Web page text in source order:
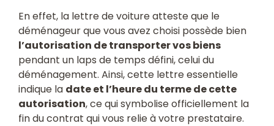
En effet, la lettre de voiture atteste que le
déménageur que vous avez choisi possède bien
l’autorisation de transporter vos biens
pendant un laps de temps défini, celui du
déménagement. Ainsi, cette lettre essentielle
indique la date et l’heure du terme de cette
autorisation, ce qui symbolise officiellement la
fin du contrat qui vous relie à votre prestataire.